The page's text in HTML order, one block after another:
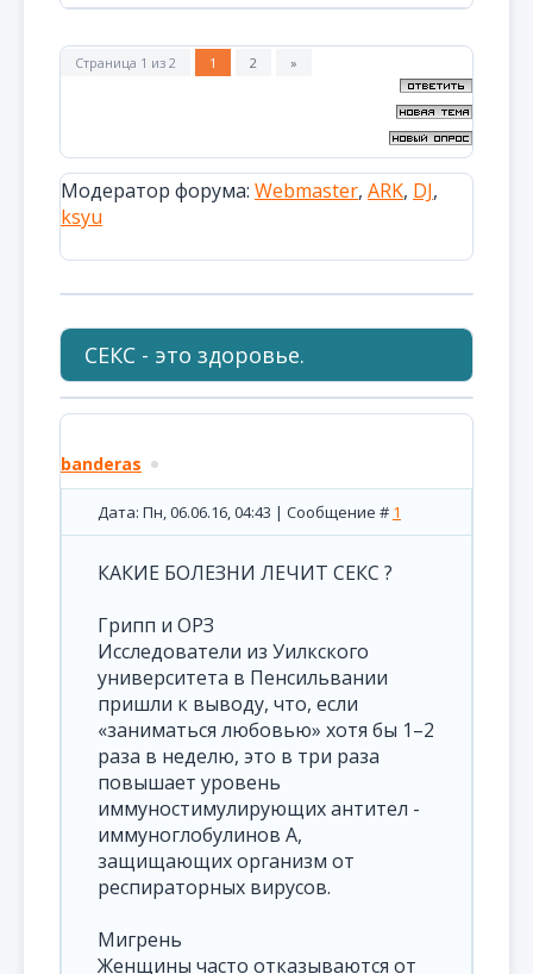
Страница 1 из 2 1 2 »
Модератор форума: Webmaster, ARK, DJ,
ksyu
СЕКС - это здоровье.
banderas
Дата: Пн, 06.06.16, 04:43 | Сообщение # 1
КАКИЕ БОЛЕЗНИ ЛЕЧИТ СЕКС ?
Грипп и ОРЗ
Исследователи из Уилкского
университета в Пенсильвании
пришли к выводу, что, если
«заниматься любовью» хотя бы 1–2
раза в неделю, это в три раза
повышает уровень
иммуностимулирующих антител -
иммуноглобулинов А,
защищающих организм от
респираторных вирусов.
Мигрень
Женщины часто отказываются от